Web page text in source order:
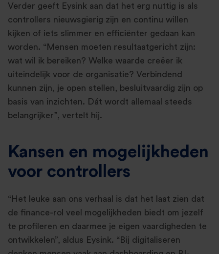
Verder geeft Eysink aan dat het erg nuttig is als
controllers nieuwsgierig zijn en continu willen
kijken of iets slimmer en efficiënter gedaan kan
worden. “Mensen moeten resultaatgericht zijn:
wat wil ik bereiken? Welke waarde creëer ik
uiteindelijk voor de organisatie? Verbindend
kunnen zijn, je open stellen, besluitvaardig zijn op
basis van inzichten. Dát wordt allemaal steeds
belangrijker”, vertelt hij.
Kansen en mogelijkheden
voor controllers
“Het leuke aan ons verhaal is dat het laat zien dat
de finance-rol veel mogelijkheden biedt om jezelf
te profileren en daarmee je eigen vaardigheden te
ontwikkelen”, aldus Eysink. “Bij digitaliseren